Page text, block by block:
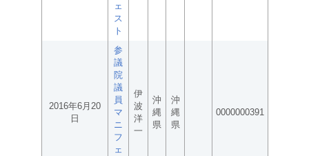
ェ
ス
ト
2016年6月20
日
参
議
院
議
員
マ
ニ
フ
ェ
伊
波
洋
一
沖
縄
県
沖
縄
県
0000000391